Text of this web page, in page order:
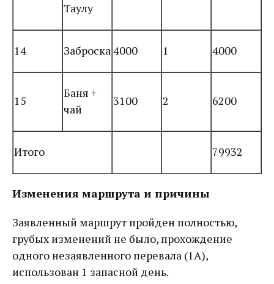
Таулу
14 Заброска4000 1 4000
15
Баня +
чай
3100 2 6200
Итого 79932
Изменения маршрута и причины
Заявленный маршрут пройден полностью,
грубых изменений не было, прохождение
одного незаявленного перевала (1А),
использован 1 запасной день.